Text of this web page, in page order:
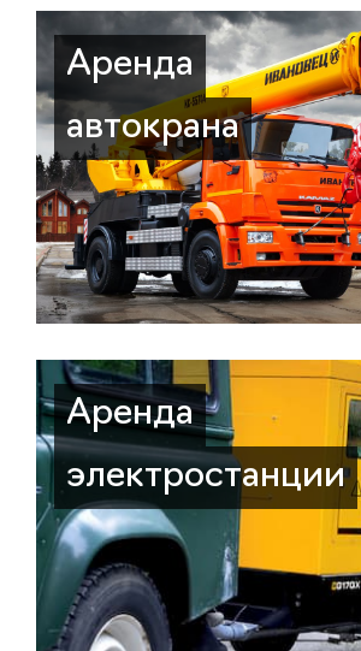
Аренда
автокрана
Аренда
электростанции